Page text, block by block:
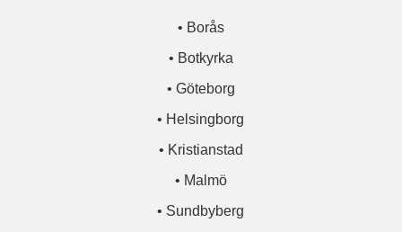
• Borås
• Botkyrka
• Göteborg
• Helsingborg
• Kristianstad
• Malmö
• Sundbyberg